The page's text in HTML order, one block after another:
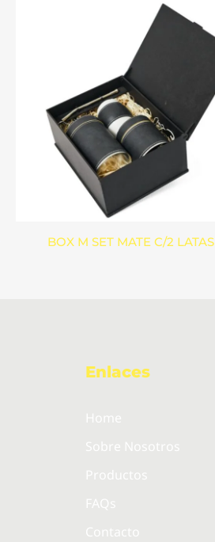
BOX M SET MATE C/2 LATAS
Enlaces
Home
Sobre Nosotros
Productos
FAQs
Contacto